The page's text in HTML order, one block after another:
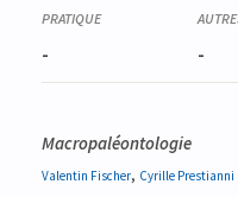
- -
Macropaléontologie
Valentin Fischer, Cyrille Prestianni